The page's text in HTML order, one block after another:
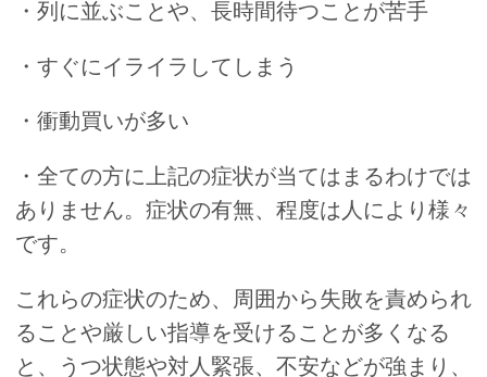
・列に並ぶことや、長時間待つことが苦手
・すぐにイライラしてしまう
・衝動買いが多い
・全ての方に上記の症状が当てはまるわけでは
ありません。症状の有無、程度は人により様々
です。
これらの症状のため、周囲から失敗を責められ
ることや厳しい指導を受けることが多くなる
と、うつ状態や対人緊張、不安などが強まり、